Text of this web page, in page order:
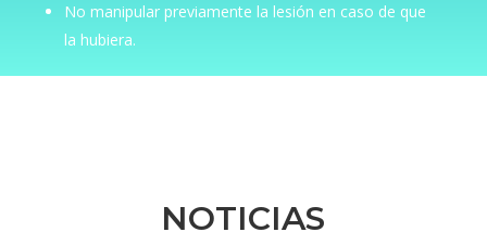
No manipular previamente la lesión en caso de que
la hubiera.
NOTICIAS